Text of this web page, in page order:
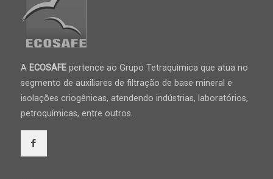
A ECOSAFEpertence ao Grupo Tetraquimica que atua no
segmento de auxiliares de filtração de base mineral e
isolações criogênicas, atendendo indústrias, laboratórios,
petroquímicas, entre outros.